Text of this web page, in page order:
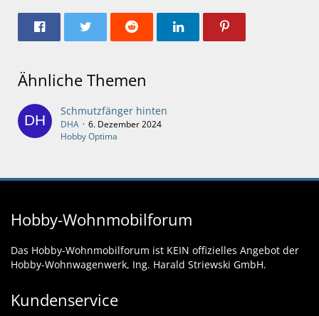
Ähnliche Themen
Schmutzfänger hinten
DHA
6. Dezember 2024
Hobby Optima
Hobby-Wohnmobilforum
Das Hobby-Wohnmobilforum ist KEIN offizielles Angebot der
Hobby-Wohnwagenwerk, Ing. Harald Striewski GmbH.
Kundenservice